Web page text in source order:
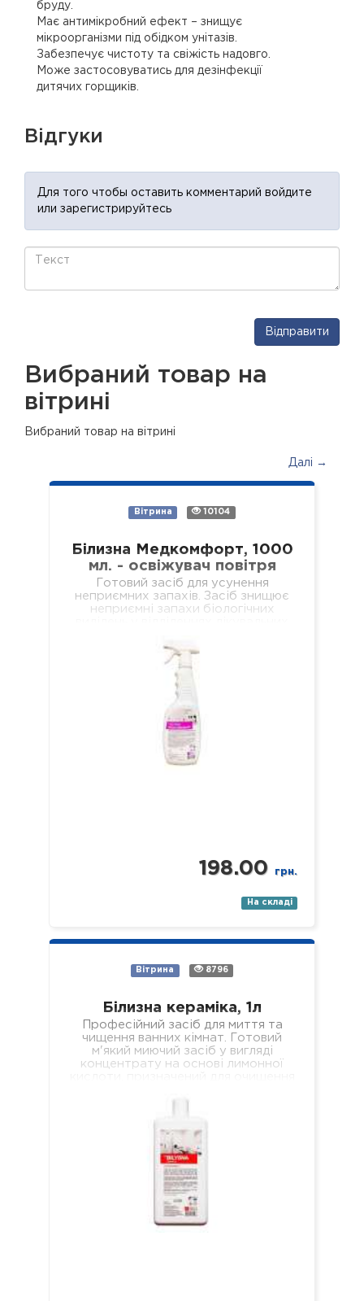
бруду.
Має антимікробний ефект – знищує
мікроорганізми під обідком унітазів.
Забезпечує чистоту та свіжість надовго.
Може застосовуватись для дезінфекції
дитячих горщиків.
Відгуки
Для того чтобы оставить комментарий войдите
или зарегистрируйтесь
Відправити
Вибраний товар на
вітрині
Вибраний товар на вітрині
Далі →
Вітрина 10104
Білизна Медкомфорт, 1000
мл. - освіжувач повітря
Готовий засіб для усунення
неприємних запахів. Засіб знищює
неприємні запахи біологічних
навчальних та дошкільних закладах,
у місцях громадського харчування…
198.00 грн.
На складі
Вітрина 8796
Білизна кераміка, 1л
Професійний засіб для миття та
чищення ванних кімнат. Готовий
м'який миючий засіб у вигляді
концентрату на основі лимонної